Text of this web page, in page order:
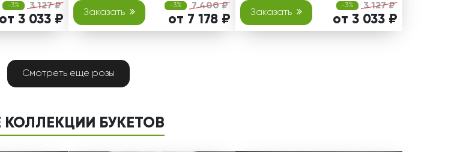
-3% 3 127 ₽
от 3 033 ₽
Заказать
-3% 7 400 ₽
от 7 178 ₽
Заказать
-3% 3 127 ₽
от 3 033 ₽
Смотреть еще розы
КОЛЛЕКЦИИ БУКЕТОВ